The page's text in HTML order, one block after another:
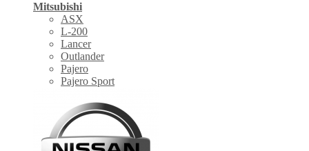
Mitsubishi
ASX
L-200
Lancer
Outlander
Pajero
Pajero Sport